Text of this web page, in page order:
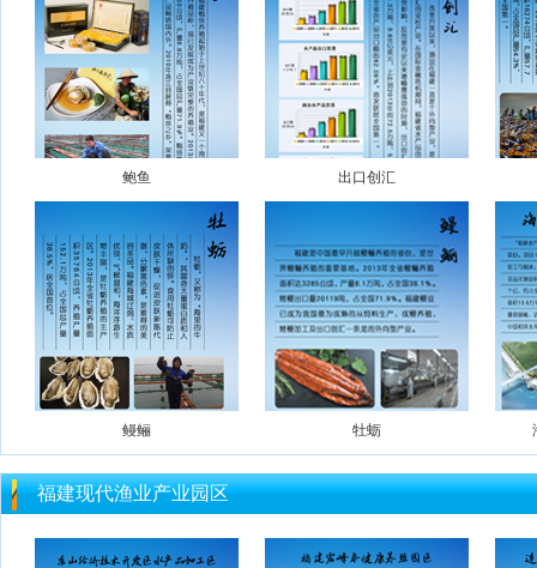
鲍鱼 出口创汇
鳗鲡 牡蛎
福建现代渔业产业园区